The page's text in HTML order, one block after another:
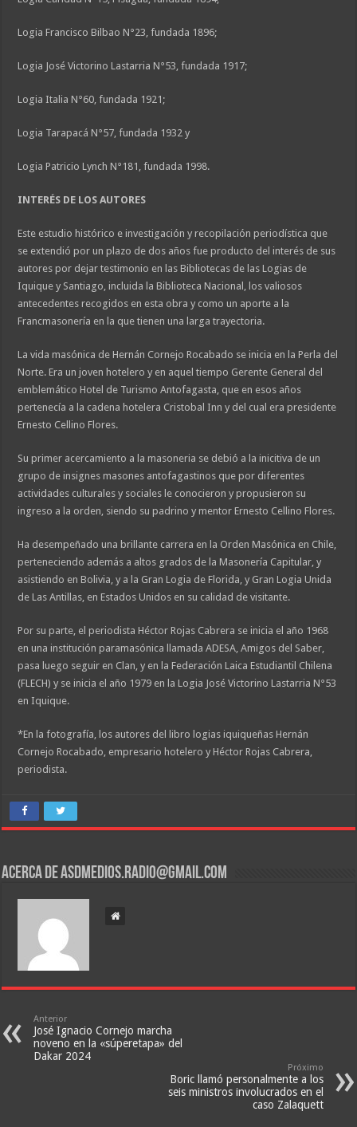
Logia Francisco Bilbao N°23, fundada 1896;
Logia José Victorino Lastarria N°53, fundada 1917;
Logia Italia N°60, fundada 1921;
Logia Tarapacá N°57, fundada 1932 y
Logia Patricio Lynch N°181, fundada 1998.
INTERÉS DE LOS AUTORES
Este estudio histórico e investigación y recopilación periodística que
se extendió por un plazo de dos años fue producto del interés de sus
autores por dejar testimonio en las Bibliotecas de las Logias de
Iquique y Santiago, incluida la Biblioteca Nacional, los valiosos
antecedentes recogidos en esta obra y como un aporte a la
Francmasonería en la que tienen una larga trayectoria.
La vida masónica de Hernán Cornejo Rocabado se inicia en la Perla del
Norte. Era un joven hotelero y en aquel tiempo Gerente General del
emblemático Hotel de Turismo Antofagasta, que en esos años
pertenecía a la cadena hotelera Cristobal Inn y del cual era presidente
Ernesto Cellino Flores.
Su primer acercamiento a la masoneria se debió a la inicitiva de un
grupo de insignes masones antofagastinos que por diferentes
actividades culturales y sociales le conocieron y propusieron su
ingreso a la orden, siendo su padrino y mentor Ernesto Cellino Flores.
Ha desempeñado una brillante carrera en la Orden Masónica en Chile,
perteneciendo además a altos grados de la Masonería Capitular, y
asistiendo en Bolivia, y a la Gran Logia de Florida, y Gran Logia Unida
de Las Antillas, en Estados Unidos en su calidad de visitante.
Por su parte, el periodista Héctor Rojas Cabrera se inicia el año 1968
en una institución paramasónica llamada ADESA, Amigos del Saber,
pasa luego seguir en Clan, y en la Federación Laica Estudiantil Chilena
(FLECH) y se inicia el año 1979 en la Logia José Victorino Lastarria N°53
en Iquique.
*En la fotografía, los autores del libro logias iquiqueñas Hernán
Cornejo Rocabado, empresario hotelero y Héctor Rojas Cabrera,
periodista.
Acerca de asdmedios.radio@gmail.com
Anterior
José Ignacio Cornejo marcha
noveno en la «súperetapa» del
Dakar 2024
Próximo
Boric llamó personalmente a los
seis ministros involucrados en el
caso Zalaquett